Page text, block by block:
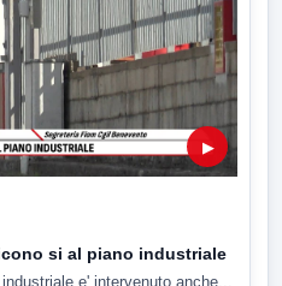
▶
si al piano industriale
e' intervenuto anche...